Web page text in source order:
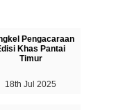
Pengacaraan
Khas Pantai
Timur
18th Jul 2025